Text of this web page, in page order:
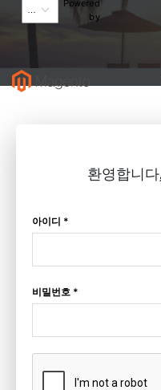
Powered
by
환영합니
아이디 *
비밀번호 *